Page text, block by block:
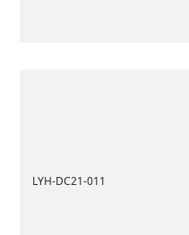
LYH-DC21-011